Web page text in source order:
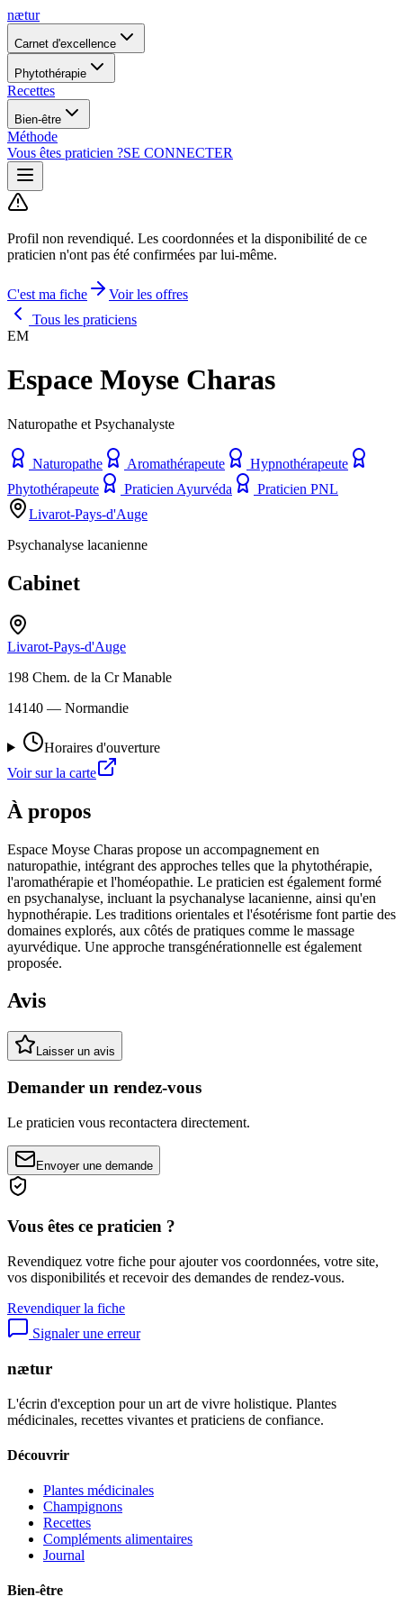
nætur
Carnet d'excellence
Phytothérapie
Recettes
Bien-être
Méthode
Vous êtes praticien ?SE CONNECTER
Profil non revendiqué. Les coordonnées et la disponibilité de ce
praticien n'ont pas été confirmées par lui-même.
C'est ma fiche
Voir les offres
Tous les praticiens
EM
Espace Moyse Charas
Naturopathe et Psychanalyste
Naturopathe Aromathérapeute
Hypnothérapeute
Phytothérapeute
Praticien Ayurvéda
Praticien PNL
Livarot-Pays-d'Auge
Psychanalyse lacanienne
Cabinet
Livarot-Pays-d'Auge
198 Chem. de la Cr Manable
14140 — Normandie
Horaires d'ouverture
Voir sur la carte
À propos
Espace Moyse Charas propose un accompagnement en
naturopathie, intégrant des approches telles que la phytothérapie,
l'aromathérapie et l'homéopathie. Le praticien est également formé
en psychanalyse, incluant la psychanalyse lacanienne, ainsi qu'en
hypnothérapie. Les traditions orientales et l'ésotérisme font partie des
domaines explorés, aux côtés de pratiques comme le massage
ayurvédique. Une approche transgénérationnelle est également
proposée.
Avis
Laisser un avis
Demander un rendez-vous
Le praticien vous recontactera directement.
Envoyer une demande
Vous êtes ce praticien ?
Revendiquez votre fiche pour ajouter vos coordonnées, votre site,
vos disponibilités et recevoir des demandes de rendez-vous.
Revendiquer la fiche
Signaler une erreur
nætur
L'écrin d'exception pour un art de vivre holistique. Plantes
médicinales, recettes vivantes et praticiens de confiance.
Découvrir
Plantes médicinales
Champignons
Recettes
Compléments alimentaires
Journal
Bien-être